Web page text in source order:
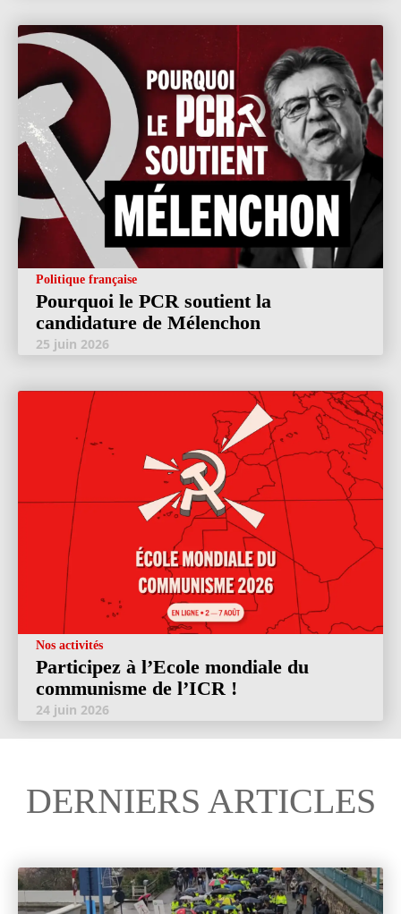
Politique française
Pourquoi le PCR soutient la
candidature de Mélenchon
25 juin 2026
Nos activités
Participez à l’Ecole mondiale du
communisme de l’ICR !
24 juin 2026
DERNIERS ARTICLES